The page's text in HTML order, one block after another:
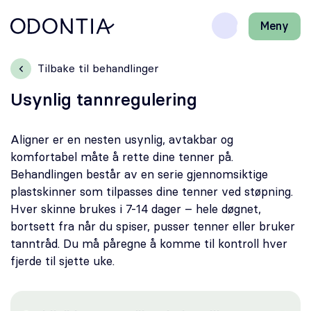
page
Meny
Lukk
Klinikker
Henviser
Periodonti
Endodonti
Tilbake til behandlinger
Usynlig tannregulering
Aligner er en nesten usynlig, avtakbar og
komfortabel måte å rette dine tenner på.
Behandlingen består av en serie gjennomsiktige
plastskinner som tilpasses dine tenner ved støpning.
Hver skinne brukes i 7-14 dager – hele døgnet,
bortsett fra når du spiser, pusser tenner eller bruker
tanntråd. Du må påregne å komme til kontroll hver
fjerde til sjette uke.